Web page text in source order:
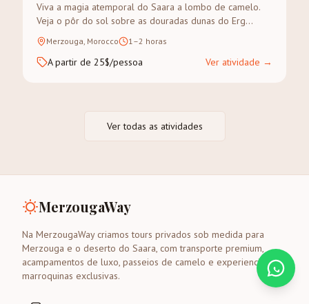
Viva a magia atemporal do Saara a lombo de camelo.
Veja o pôr do sol sobre as douradas dunas do Erg
Chebbi num trek guiado.
Merzouga, Morocco 1–2 horas
A partir de 25$/pessoa Ver atividade →
Ver todas as atividades
MerzougaWay
Na MerzougaWay criamos tours privados sob medida para
Merzouga e o deserto do Saara, com transporte premium,
acampamentos de luxo, passeios de camelo e experiencias
marroquinas exclusivas.